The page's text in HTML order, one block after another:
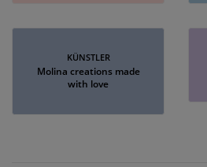
KÜNSTLER
Molina creations made
with love